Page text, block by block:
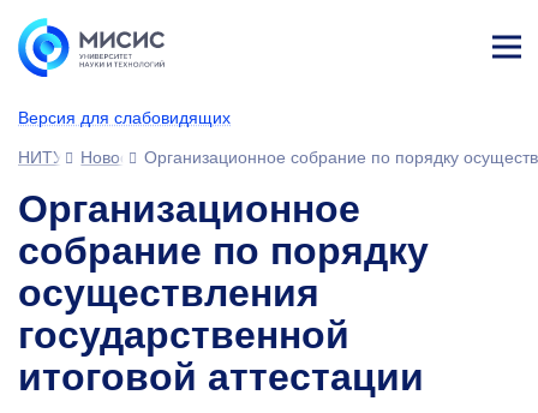
Версия для слабовидящих
ине
НИТУ МИСИС
НовостиОрганизационное собрание по порядку
Организационное
собрание по порядку
осуществления
государственной
итоговой аттестации